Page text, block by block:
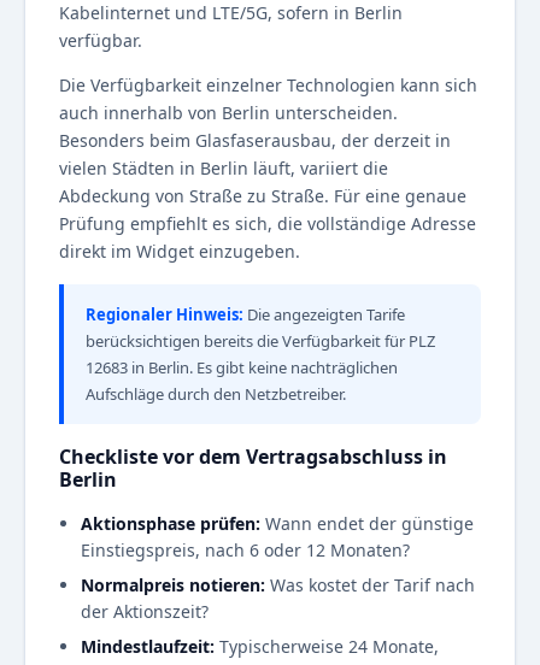
Kabelinternet und LTE/5G, sofern in Berlin
verfügbar.
Die Verfügbarkeit einzelner Technologien kann sich
auch innerhalb von Berlin unterscheiden.
Besonders beim Glasfaserausbau, der derzeit in
vielen Städten in Berlin läuft, variiert die
Abdeckung von Straße zu Straße. Für eine genaue
Prüfung empfiehlt es sich, die vollständige Adresse
direkt im Widget einzugeben.
Regionaler Hinweis: Die angezeigten Tarife
berücksichtigen bereits die Verfügbarkeit für PLZ
12683 in Berlin. Es gibt keine nachträglichen
Aufschläge durch den Netzbetreiber.
Checkliste vor dem Vertragsabschluss in
Berlin
Aktionsphase prüfen: Wann endet der günstige
Einstiegspreis, nach 6 oder 12 Monaten?
Normalpreis notieren: Was kostet der Tarif nach
der Aktionszeit?
Mindestlaufzeit: Typischerweise 24 Monate,